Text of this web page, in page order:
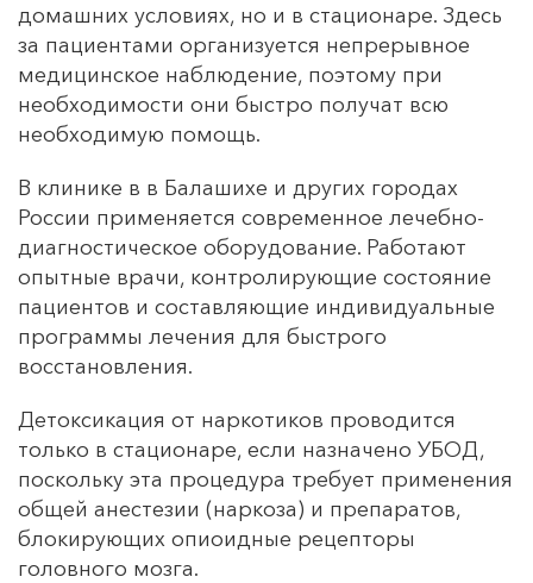
домашних условиях, но и в стационаре. Здесь
за пациентами организуется непрерывное
медицинское наблюдение, поэтому при
необходимости они быстро получат всю
необходимую помощь.
В клинике в в Балашихе и других городах
России применяется современное лечебно-
диагностическое оборудование. Работают
опытные врачи, контролирующие состояние
пациентов и составляющие индивидуальные
программы лечения для быстрого
восстановления.
Детоксикация от наркотиков проводится
только в стационаре, если назначено УБОД,
поскольку эта процедура требует применения
общей анестезии (наркоза) и препаратов,
блокирующих опиоидные рецепторы
головного мозга.